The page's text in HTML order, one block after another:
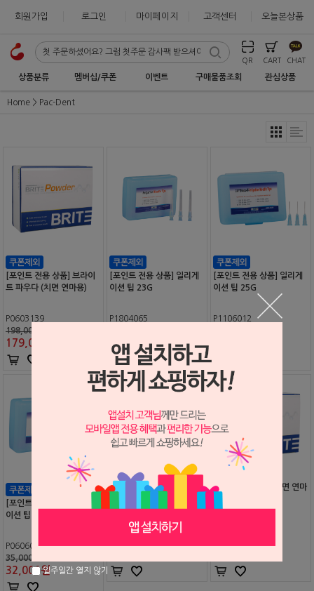
회원가입 로그인 마이페이지 고객센터 오늘본상품
QR CART CHAT
상품분류 멤버십/쿠폰 이벤트 구매물품조회 관심상품
Home Pac-Dent
[포인트 전용 상품] 브라이
트 파우다 (치면 연마용)
P0603139
198,000원
179,000
[포인트 전용 상품] 일리게
이션 팁 23G
P1804065
32,000 원
[포인트 전용 상품] 일리게
이션 팁 25G
P1106012
[포인트 전용 상품] 일리게
이션 팁 27G, 30G
P0606017
35,000원
32,000원
바이트 윙 탭
S2604081
브라이트 파우다 (치면 연마
용)
일주일간 열지 않기